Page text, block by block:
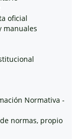
oficial
manuales
Normativa -
normas, propio